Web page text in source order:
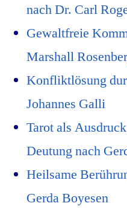
nach Dr. Carl
Gewaltfreie
Marshall
Konfliktlösung
Johannes Galli
Tarot als
Deutung nach
Heilsame
Gerda Boyesen